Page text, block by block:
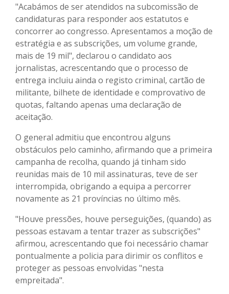
"Acabámos de ser atendidos na subcomissão de
candidaturas para responder aos estatutos e
concorrer ao congresso. Apresentamos a moção de
estratégia e as subscrições, um volume grande,
mais de 19 mil", declarou o candidato aos
jornalistas, acrescentando que o processo de
entrega incluiu ainda o registo criminal, cartão de
militante, bilhete de identidade e comprovativo de
quotas, faltando apenas uma declaração de
aceitação.
O general admitiu que encontrou alguns
obstáculos pelo caminho, afirmando que a primeira
campanha de recolha, quando já tinham sido
reunidas mais de 10 mil assinaturas, teve de ser
interrompida, obrigando a equipa a percorrer
novamente as 21 províncias no último mês.
"Houve pressões, houve perseguições, (quando) as
pessoas estavam a tentar trazer as subscrições"
afirmou, acrescentando que foi necessário chamar
pontualmente a policia para dirimir os conflitos e
proteger as pessoas envolvidas "nesta
empreitada".